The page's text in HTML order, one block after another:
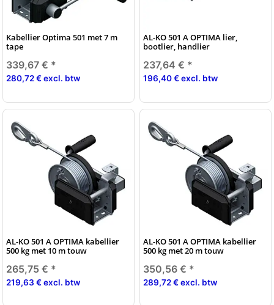
Kabellier Optima 501 met 7 m
tape
339,67 € *
280,72 € excl. btw
AL-KO 501 A OPTIMA lier,
bootlier, handlier
237,64 € *
196,40 € excl. btw
AL-KO 501 A OPTIMA kabellier
500 kg met 10 m touw
265,75 € *
219,63 € excl. btw
AL-KO 501 A OPTIMA kabellier
500 kg met 20 m touw
350,56 € *
289,72 € excl. btw